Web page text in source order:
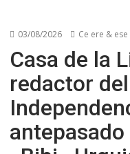
03/08/2026 Ce ere & ese
Casa de la
redactor